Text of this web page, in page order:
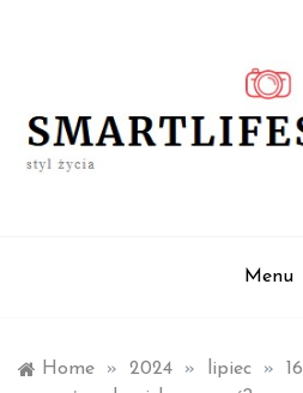
Menu
Home » 2024 » lipiec » 16